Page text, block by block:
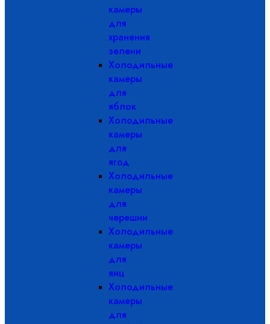
камеры
для
хранения
зелени
Холодильные
камеры
для
яблок
Холодильные
камеры
для
ягод
Холодильные
камеры
для
черешни
Холодильные
камеры
для
яиц
Холодильные
камеры
для